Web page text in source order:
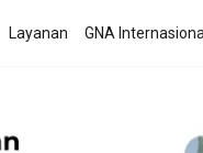
Layanan GNA